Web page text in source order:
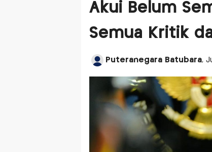
Akui Belum
Semua Kritik
Puteranegara Batubara,